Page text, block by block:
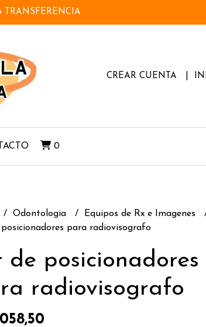
TRANSFERENCIA
CREAR CUENTA
0
Odontologia
Equipos de Rx e Imagenes
para radiovisografo
de posicionadores
radiovisografo